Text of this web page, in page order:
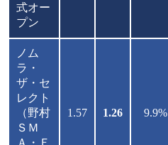
式オー
プン
ノム
ラ・
ザ・セ
レクト
（野村
ＳＭ
Ａ・Ｅ
1.57 1.26 9.9%